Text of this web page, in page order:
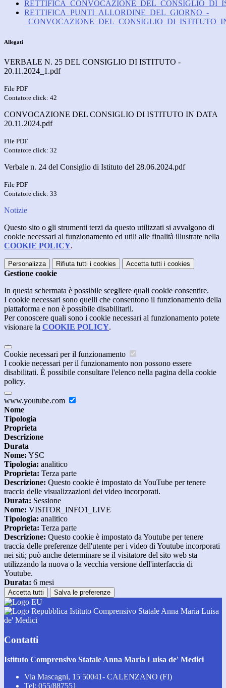
RETTIFICA_PUNTI_ALLORDINE_DEL_GIORNO_-
Allegati
VERBALE N. 25 DEL CONSIGLIO DI ISTITUTO -
20.11.2024_1.pdf
File PDF
Contatore click: 42
CONVOCAZIONE DEL CONSIGLIO DI ISTITUTO IN DATA
20.11.2024.pdf
File PDF
Contatore click: 32
Verbale n. 24 del Consiglio di Istituto del 28.06.2024.pdf
File PDF
Contatore click: 33
Notizie
Questo sito o gli strumenti terzi da questo utilizzati si avvalgono di
cookie necessari al funzionamento ed utili alle finalità illustrate nella
COOKIE POLICY.
Personalizza Rifiuta tutti i cookies Accetta tutti i cookies
Gestione cookie
In questa schermata è possibile scegliere quali cookie consentire.
I cookie necessari sono quelli che consentono il funzionamento della
piattaforma e non è possibile disabilitarli.
Per conoscere quali sono i cookie necessari al funzionamento potete
visionare la COOKIE POLICY.
Cookie necessari per il funzionamento
I cookie necessari per il funzionamento non possono essere
disabilitati. È possibile consultare l'elenco nella pagina della cookie
policy.
www.youtube.com
Nome
Tipologia
Proprieta
Descrizione
Durata
Nome: YSC
Tipologia: analitico
Proprieta: Terza parte
Descrizione: Questo cookie è impostato da YouTube per tenere
traccia delle visualizzazioni dei video incorporati.
Durata: Sessione
Nome: VISITOR_INFO1_LIVE
Tipologia: analitico
Proprieta: Terza parte
Descrizione: Questo cookie è impostato da Youtube per tenere
traccia delle preferenze dell'utente per i video di Youtube incorporati
nei siti; può anche determinare se il visitatore del sito web sta
utilizzando la nuova o la vecchia versione dell'interfaccia di
Youtube.
Durata: 6 mesi
Accetta tutti Salva le preferenze
Istituto Comprensivo Statale Anna Maria Luisa
de' Medici
Contatti
Istituto Comprensivo Statale Anna Maria Luisa de' Medici
Via Mascagni, 15 50041- CALENZANO (FI)
Tel: 055/887551